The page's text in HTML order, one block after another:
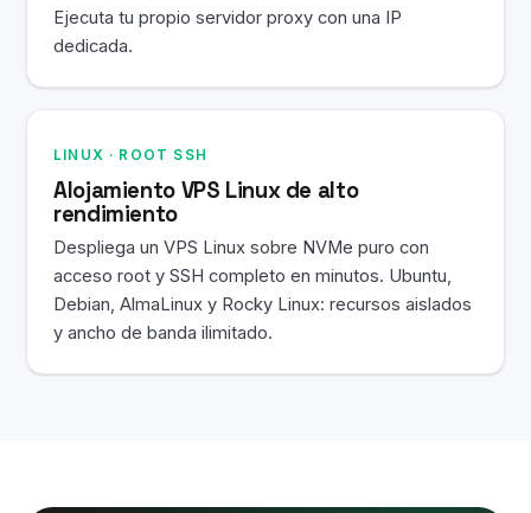
Ejecuta tu propio servidor proxy con una IP
dedicada.
LINUX · ROOT SSH
Alojamiento VPS Linux de alto
rendimiento
Despliega un VPS Linux sobre NVMe puro con
acceso root y SSH completo en minutos. Ubuntu,
Debian, AlmaLinux y Rocky Linux: recursos aislados
y ancho de banda ilimitado.